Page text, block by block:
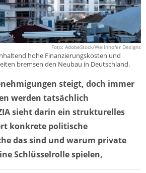
Foto: AdobeStock/Wellnhofer Designs
hohe Finanzierungskosten und
bremsen den Neubau in Deutschland.
steigt, doch immer
werden tatsächlich
sieht darin ein strukturelles
konkrete politische
das sind und warum private
Schlüsselrolle spielen,